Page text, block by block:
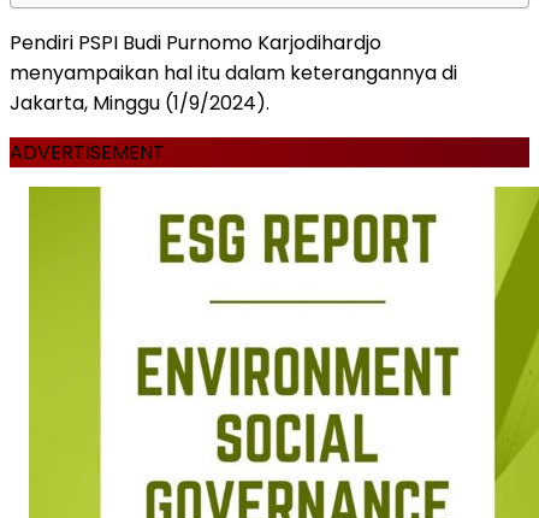
Pendiri PSPI Budi Purnomo Karjodihardjo
menyampaikan hal itu dalam keterangannya di
Jakarta, Minggu (1/9/2024).
ADVERTISEMENT